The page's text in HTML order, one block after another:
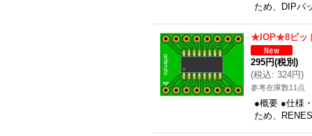
ため、DIPパ
★IOP★8ビッ
295円(税別)
(税込: 324円)
参考在庫数11点
●概要 ●仕様
ため、